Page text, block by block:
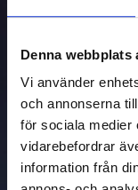
Denna webbplats
Vi använder
och annonserna
för sociala medier
vidarebefordrar
information från